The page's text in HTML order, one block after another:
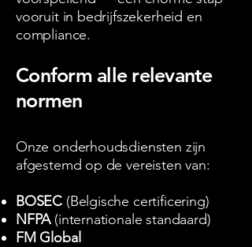
vooruit in bedrijfszekerheid en
compliance.
Conform alle relevante
normen
Onze onderhoudsdiensten zijn
afgestemd op de vereisten van:
BOSEC (Belgische certificering)
NFPA (internationale standaard)
FM Global